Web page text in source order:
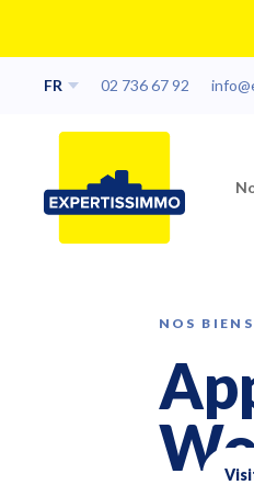
FR 02 736 67 92
NOS